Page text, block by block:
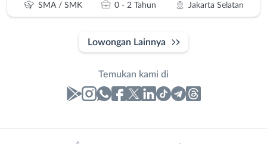
SMA / SMK 0 - 2 Tahun Jakarta Selatan
Lowongan Lainnya
Temukan kami di